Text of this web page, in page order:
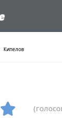
Кипелов